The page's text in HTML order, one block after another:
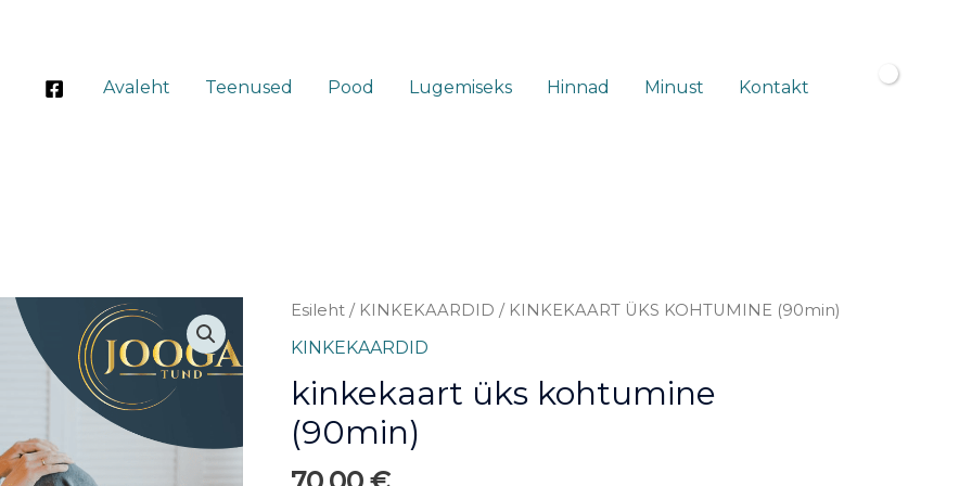
Avaleht
Teenused Pood Lugemiseks Hinnad Minust Kontakt
Esileht / KINKEKAARDID / KINKEKAART ÜKS KOHTUMINE (90min)
KINKEKAARDID
kinkekaart üks kohtumine
(90min)
KINKEKAART
KOHTUMINE
(90min)